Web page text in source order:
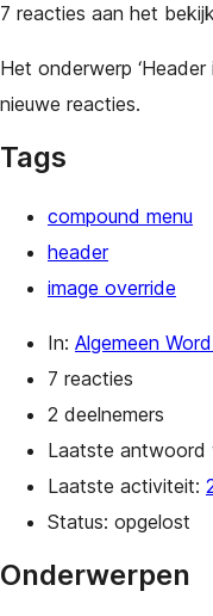
7 reacties aan het
Het onderwerp
nieuwe reacties.
Tags
compound menu
header
image override
In: Algemeen
7 reacties
2 deelnemers
Laatste antwoord
Laatste activiteit:
Status: opgelost
Onderwerpen